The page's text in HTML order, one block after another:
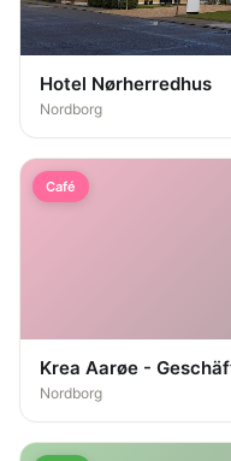
Hotel Nørherredhus
Nordborg
Café
Krea Aarøe -
Nordborg